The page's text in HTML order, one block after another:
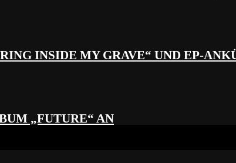
INSIDE MY GRAVE“ UND EP-
„FUTURE“ AN